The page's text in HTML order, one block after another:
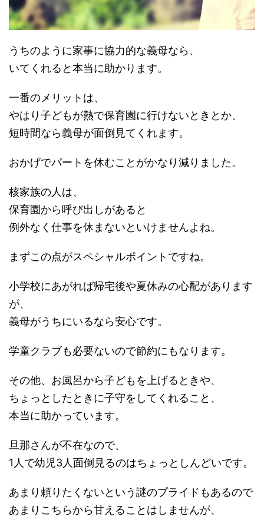
うちのように家事に協力的な義母なら、
いてくれると本当に助かります。
一番のメリットは、
やはり子どもが熱で保育園に行けないときとか、
短時間なら義母が面倒見てくれます。
おかげでパートを休むことがかなり減りました。
核家族の人は、
保育園から呼び出しがあると
例外なく仕事を休まないといけませんよね。
まずこの点がスペシャルポイントですね。
小学校にあがれば帰宅後や夏休みの心配があります
が、
義母がうちにいるなら安心です。
学童クラブも必要ないので節約にもなります。
その他、お風呂から子どもを上げるときや、
ちょっとしたときに子守をしてくれること、
本当に助かっています。
旦那さんが不在なので、
1人で幼児3人面倒見るのはちょっとしんどいです。
あまり頼りたくないという謎のプライドもあるので
あまりこちらから甘えることはしませんが、